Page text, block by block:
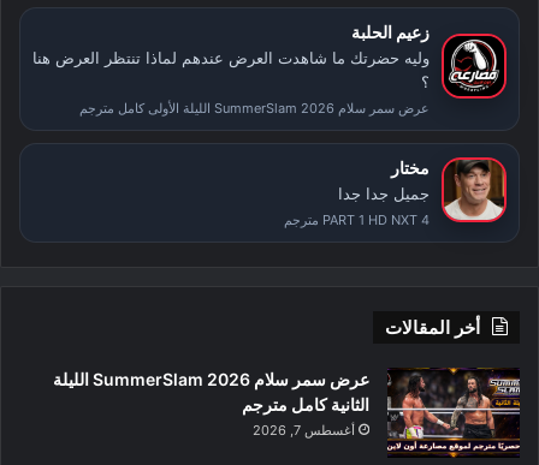
زعيم الحلبة
وليه حضرتك ما شاهدت العرض عندهم لماذا تنتظر العرض هنا
؟
عرض سمر سلام SummerSlam 2026 الليلة الأولى كامل مترجم
مختار
جميل جدا جدا
PART 1 HD NXT 4 مترجم
أخر المقالات
عرض سمر سلام SummerSlam 2026 الليلة
الثانية كامل مترجم
أغسطس 7, 2026